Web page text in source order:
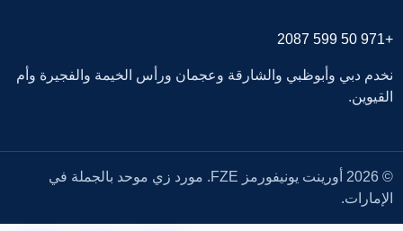
+971 50 599 2087
نخدم دبي وأبوظبي والشارقة وعجمان ورأس الخيمة والفجيرة وأم
القيوين.
© 2026 أورينت يونيفورمز FZE. مورد زي موحد بالجملة في
الإمارات.